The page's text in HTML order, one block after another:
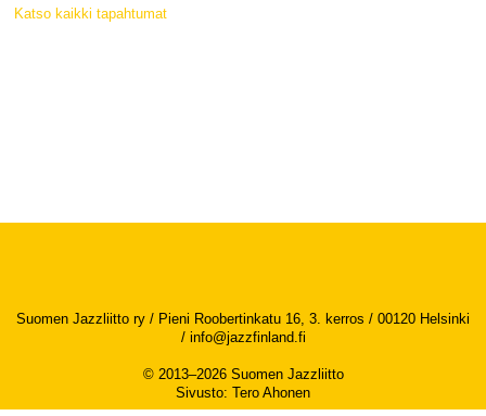
Katso kaikki tapahtumat
Suomen Jazzliitto ry / Pieni Roobertinkatu 16, 3. kerros / 00120 Helsinki
/ info@jazzfinland.fi
© 2013–2026 Suomen Jazzliitto
Sivusto: Tero Ahonen